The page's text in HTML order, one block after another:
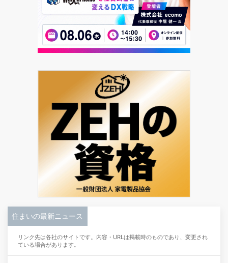
住まいの最新ニュース
リンク先は各社のサイトです。内容・URLは掲載時のものであり、変更され
ている場合があります。